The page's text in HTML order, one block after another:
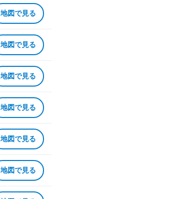
地図で見る
地図で見る
地図で見る
地図で見る
地図で見る
地図で見る